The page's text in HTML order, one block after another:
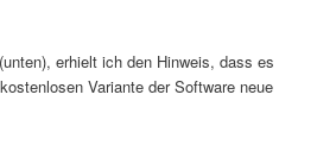
erhielt ich den Hinweis, dass es
Variante der Software neue